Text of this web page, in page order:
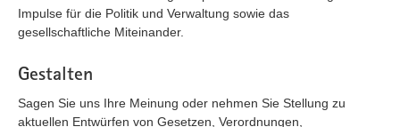
Impulse für die Politik und Verwaltung sowie das
gesellschaftliche Miteinander.
Gestalten
Sagen Sie uns Ihre Meinung oder nehmen Sie Stellung zu
aktuellen Entwürfen von Gesetzen, Verordnungen,